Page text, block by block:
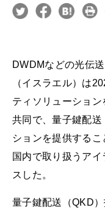
DWDMなどの光伝
（イスラエル）は
ティソリューショ
共同で、量子鍵配
ションを提供する
国内で取り扱うア
スした。
量子鍵配送（QKD